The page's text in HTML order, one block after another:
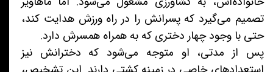
تصمیم می‌گیرد که پسرانش را در راه ورزش هدایت کند،
حتی با وجود چهار دختری که به همراه همسرش دارد.
پس از مدتی، او متوجه می‌شود که دخترانش نیز